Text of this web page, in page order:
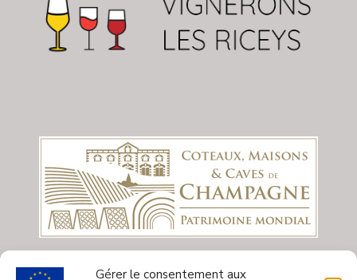
Gérer le consentement aux